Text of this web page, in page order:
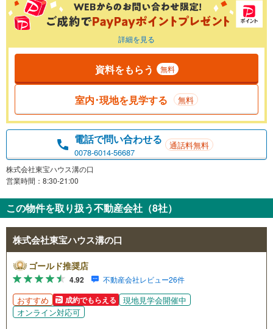
詳細を見る
資料をもらう 無料
室内･現地を見学する 無料
電話で問い合わせる
0078-6014-56687
通話料無料
株式会社東宝ハウス溝の口
営業時間：8:30-21:00
この物件を取り扱う不動産会社（8社）
株式会社東宝ハウス溝の口
ゴールド推奨店
4.92 不動産会社レビュー26件
おすすめ 成約でもらえる
現地見学会開催中
オンライン対応可